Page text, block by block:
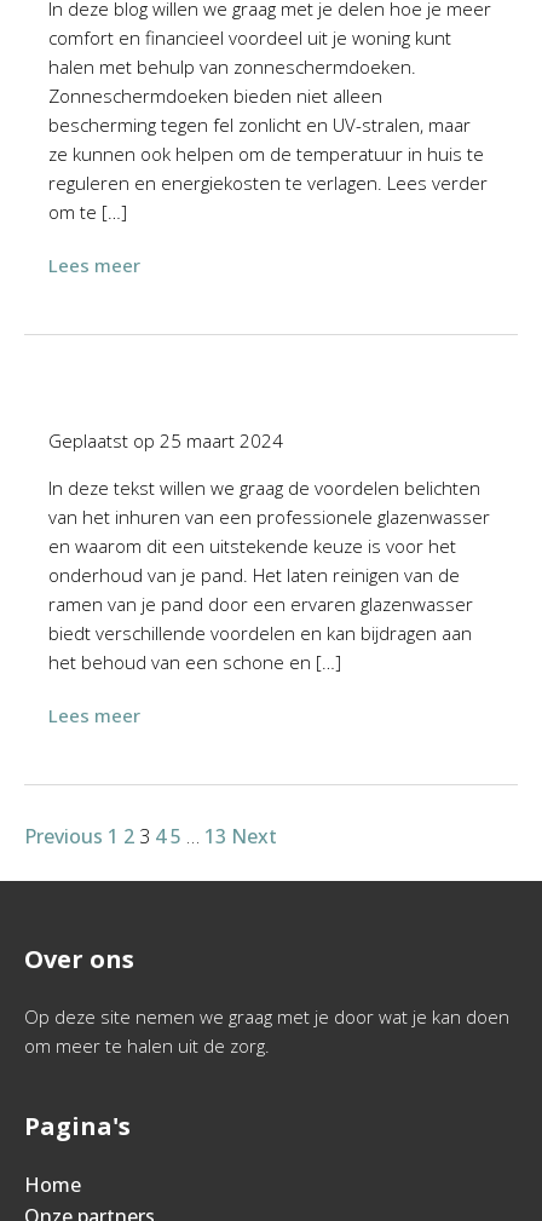
In deze blog willen we graag met je delen hoe je meer
comfort en financieel voordeel uit je woning kunt
halen met behulp van zonneschermdoeken.
Zonneschermdoeken bieden niet alleen
bescherming tegen fel zonlicht en UV-stralen, maar
ze kunnen ook helpen om de temperatuur in huis te
reguleren en energiekosten te verlagen. Lees verder
om te […]
Lees meer
Geplaatst op 25 maart 2024
In deze tekst willen we graag de voordelen belichten
van het inhuren van een professionele glazenwasser
en waarom dit een uitstekende keuze is voor het
onderhoud van je pand. Het laten reinigen van de
ramen van je pand door een ervaren glazenwasser
biedt verschillende voordelen en kan bijdragen aan
het behoud van een schone en […]
Lees meer
Previous 1 2 3 45 … 13 Next
Over ons
Op deze site nemen we graag met je door wat je kan doen
om meer te halen uit de zorg.
Pagina's
Home